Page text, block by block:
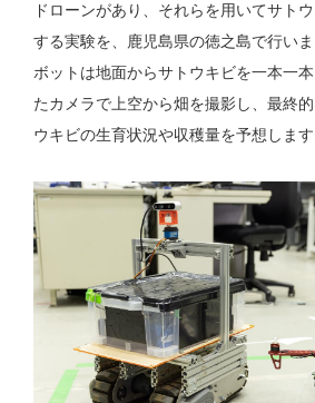
ドローンがあり、それらを用いてサト
する実験を、鹿児島県の徳之島で行い
ボットは地面からサトウキビを一本一
たカメラで上空から畑を撮影し、最終
ウキビの生育状況や収穫量を予想します